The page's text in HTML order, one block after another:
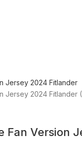
Fan Version